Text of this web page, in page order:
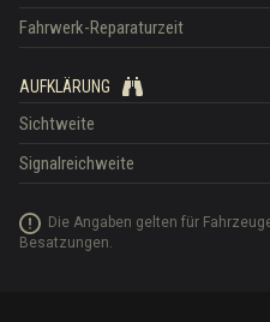
Fahrwerk-Reparaturzeit
AUFKLÄRUNG
Sichtweite
Signalreichweite
Die Angaben gelten für
Besatzungen.